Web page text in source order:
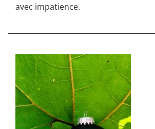
avec impatience.